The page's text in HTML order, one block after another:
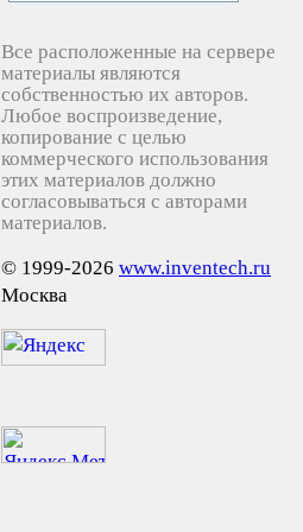
Все расположенные на сервере
материалы являются
собственностью их авторов.
Любое воспроизведение,
копирование с целью
коммерческого использования
этих материалов должно
согласовываться с авторами
материалов.
© 1999-2026 www.inventech.ru
Москва